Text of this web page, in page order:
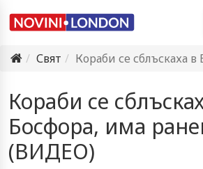
Свят
Кораби се сблъскаха в
Кораби се
Босфора, има
(ВИДЕО)